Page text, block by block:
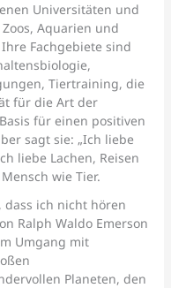
Universitäten und
Aquarien und
Fachgebiete sind
Tiertraining, die
für die Art der
für einen positiven
sagt sie: „Ich liebe
liebe Lachen, Reisen
wie Tier.
dass ich nicht hören
Ralph Waldo Emerson
Umgang mit
Planeten, den